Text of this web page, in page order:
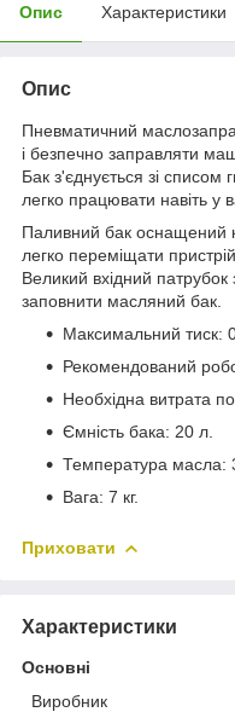
Опис Характеристики
Опис
Пневматичний
і безпечно заправляти
Бак з'єднується зі
легко працювати навіть у
Паливний бак оснащений
легко переміщати
Великий вхідний патрубок
заповнити масляний бак.
Максимальний тиск:
Рекомендований
Необхідна витрата
Ємність бака: 20 л.
Температура масла:
Вага: 7 кг.
Приховати
Характеристики
Основні
Виробник